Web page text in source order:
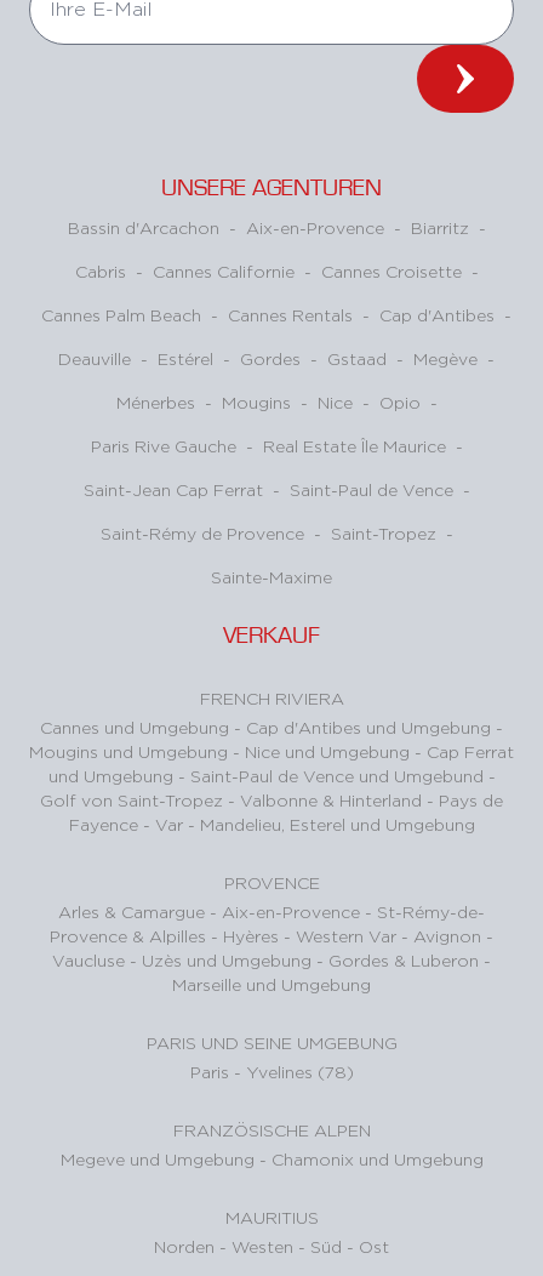
VERKAUF
FRENCH RIVIERA
Cannes und Umgebung - Cap d'Antibes und Umgebung -
Mougins und Umgebung - Nice und Umgebung - Cap Ferrat
und Umgebung - Saint-Paul de Vence und Umgebund -
Golf von Saint-Tropez - Valbonne & Hinterland - Pays de
Fayence - Var - Mandelieu, Esterel und Umgebung
PROVENCE
Arles & Camargue - Aix-en-Provence - St-Rémy-de-
Provence & Alpilles - Hyères - Western Var - Avignon -
Vaucluse - Uzès und Umgebung - Gordes & Luberon -
Marseille und Umgebung
PARIS UND SEINE UMGEBUNG
Paris - Yvelines (78)
FRANZÖSISCHE ALPEN
Megeve und Umgebung - Chamonix und Umgebung
MAURITIUS
Norden - Westen - Süd - Ost
UNSERE AGENTUREN
Bassin d'Arcachon - Aix-en-Provence - Biarritz -
Cabris - Cannes Californie - Cannes Croisette -
Cannes Palm Beach - Cannes Rentals - Cap d'Antibes -
Deauville - Estérel - Gordes - Gstaad - Megève -
Ménerbes - Mougins - Nice - Opio -
Paris Rive Gauche - Real Estate Île Maurice -
Saint-Jean Cap Ferrat - Saint-Paul de Vence -
Saint-Rémy de Provence - Saint-Tropez -
Sainte-Maxime